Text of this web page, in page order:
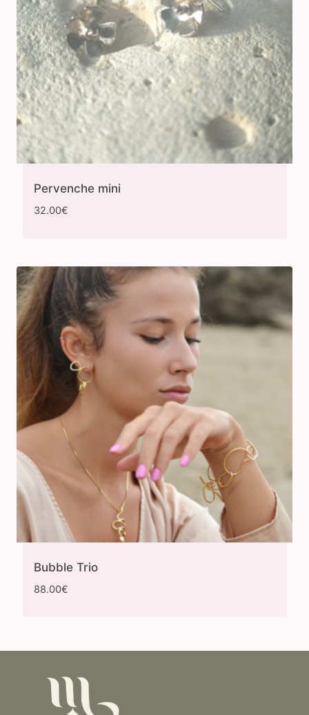
Pervenche mini
32.00€
Bubble Trio
88.00€